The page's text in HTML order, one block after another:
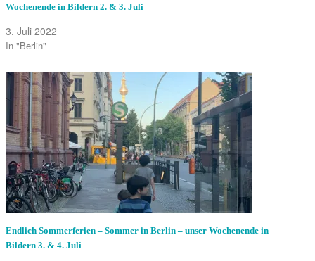
Wochenende in Bildern 2. & 3. Juli
3. Juli 2022
In "Berlin"
Endlich Sommerferien – Sommer in Berlin – unser Wochenende in
Bildern 3. & 4. Juli